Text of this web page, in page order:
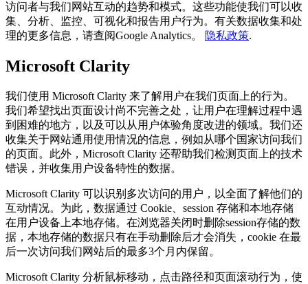
访问者与我们网站互动的趋势和模式。这些功能使我们可以收
集、分析、监控、可视化和报告用户行为。有关数据收集和处
理的更多信息，请查阅Google Analytics。
隐私政策.
Microsoft Clarity
我们使用 Microsoft Clarity 来了解用户在我们页面上的行为。
我们希望找出页面设计尚不完善之处，让用户在理解过程中遇
到困难的地方，以及可以从用户体验角度改进的领域。我们还
收集关于网站通用使用情况的信息，例如从哪个国家访问我们
的页面。此外，Microsoft Clarity 还帮助我们检测页面上的技术
错误，并收集用户设备特性的数据。
Microsoft Clarity 可以识别多次访问的用户，以全面了解他们的
互动情况。为此，数据通过 Cookie、session 存储和本地存储
在用户设备上本地存储。在浏览器关闭时删除session存储的数
据，本地存储的数据只有在手动删除后才会消失，cookie 在最
后一次访问我们网站后的最多3个月内保留。
Microsoft Clarity 分析鼠标移动，点击路径和页面滚动行为，使